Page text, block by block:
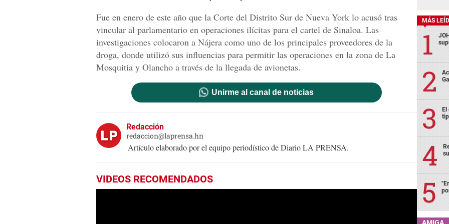
Fue en enero de este año que la Corte del Distrito Sur de Nueva York lo acusó tras
vincular al parlamentario en operaciones ilícitas para el cartel de Sinaloa. Las
investigaciones colocaron a Nájera como uno de los principales proveedores de la
droga, donde utilizó sus influencias para permitir las operaciones en la zona de La
Mosquitia y Olancho a través de la llegada de avionetas.
Unirme al canal de noticias
Redacción
redaccion@laprensa.hn
Artículo elaborado por el equipo periodístico de Diario LA PRENSA.
VIDEOS RECOMENDADOS
MÁS
El